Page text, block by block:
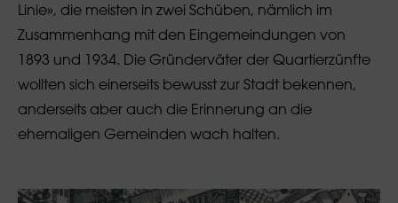
Linie», die meisten in zwei Schüben, nämlich im
Zusammenhang mit den Eingemeindungen von
1893 und 1934. Die Gründerväter der Quartierzünfte
wollten sich einerseits bewusst zur Stadt bekennen,
anderseits aber auch die Erinnerung an die
ehemaligen Gemeinden wach halten.